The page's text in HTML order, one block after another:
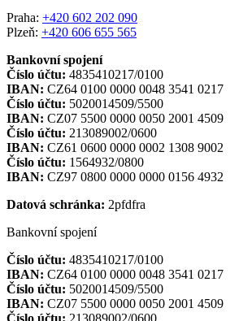
Praha: +420 602 202 090
Plzeň: +420 606 655 565
Bankovní spojení
Číslo účtu: 4835410217/0100
IBAN: CZ64 0100 0000 0048 3541 0217
Číslo účtu: 5020014509/5500
IBAN: CZ07 5500 0000 0050 2001 4509
Číslo účtu: 213089002/0600
IBAN: CZ61 0600 0000 0002 1308 9002
Číslo účtu: 1564932/0800
IBAN: CZ97 0800 0000 0000 0156 4932
Datová schránka: 2pfdfra
Bankovní spojení
Číslo účtu: 4835410217/0100
IBAN: CZ64 0100 0000 0048 3541 0217
Číslo účtu: 5020014509/5500
IBAN: CZ07 5500 0000 0050 2001 4509
Číslo účtu: 213089002/0600